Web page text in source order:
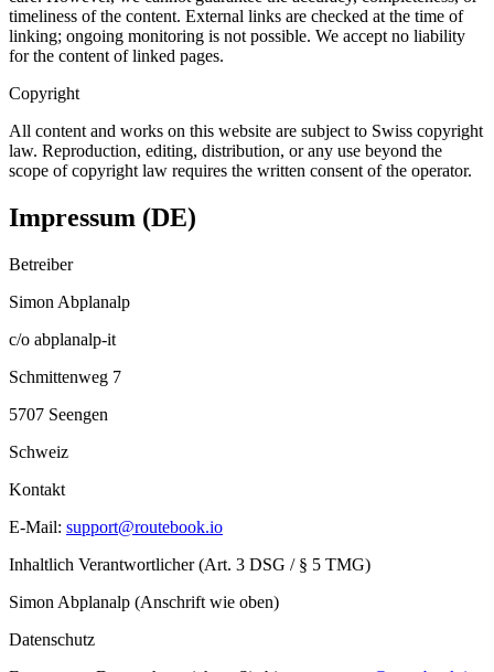
timeliness of the content. External links are checked at the time of
linking; ongoing monitoring is not possible. We accept no liability
for the content of linked pages.
Copyright
All content and works on this website are subject to Swiss copyright
law. Reproduction, editing, distribution, or any use beyond the
scope of copyright law requires the written consent of the operator.
Impressum (DE)
Betreiber
Simon Abplanalp
c/o abplanalp-it
Schmittenweg 7
5707 Seengen
Schweiz
Kontakt
E-Mail: support@routebook.io
Inhaltlich Verantwortlicher (Art. 3 DSG / § 5 TMG)
Simon Abplanalp (Anschrift wie oben)
Datenschutz